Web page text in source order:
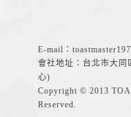
E-mail：
會社地址：台北市大同
心)
Copyright © 2013
Reserved.